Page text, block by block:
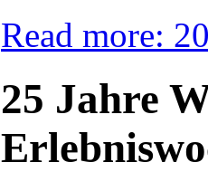
Read more:
25 Jahre